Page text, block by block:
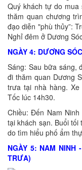
Quý khách tự do
thăm quan chương
đạo diễn "phù thủy”:
Nghỉ đêm ở Dương
NGÀY 4: DƯƠNG
Sáng: Sau bữa sáng,
đi thăm quan Dương
trưa tại nhà hàng.
Tốc lúc 14h30.
Chiều: Đến Nam
tại khách sạn. Buổi
do tìm hiểu phố ẩm
NGÀY 5: NAM NINH
TRƯA)